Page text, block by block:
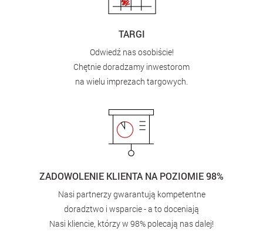
TARGI
Odwiedź nas osobiście!
Chętnie doradzamy inwestorom
na wielu imprezach targowych.
ZADOWOLENIE KLIENTA NA POZIOMIE 98%
Nasi partnerzy gwarantują kompetentne
doradztwo i wsparcie - a to doceniają
Nasi kliencie, którzy w 98% polecają nas dalej!